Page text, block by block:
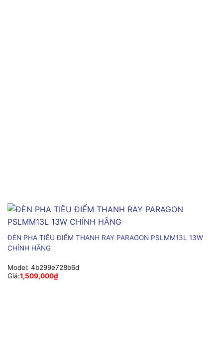
ĐÈN PHA TIÊU ĐIỂM THANH RAY PARAGON PSLMM13L 13W
CHÍNH HÃNG
Model: 4b299e728b6d
Giá:1,509,000₫